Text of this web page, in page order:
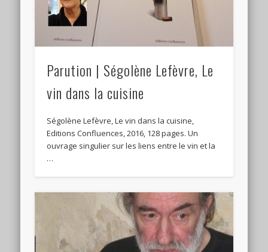
Parution | Ségolène Lefèvre, Le
vin dans la cuisine
Ségolène Lefèvre, Le vin dans la cuisine,
Editions Confluences, 2016, 128 pages. Un
ouvrage singulier sur les liens entre le vin et la
…